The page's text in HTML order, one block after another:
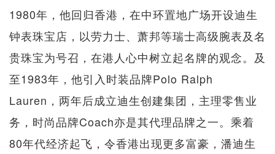
1980年，他回归香港，在中环置地广场开设迪生
钟表珠宝店，以劳力士、萧邦等瑞士高级腕表及名
贵珠宝为号召，在港人心中树立起名牌的观念。及
至1983年，他引入时装品牌Polo Ralph
Lauren，两年后成立迪生创建集团，主理零售业
务，时尚品牌Coach亦是其代理品牌之一。乘着
80年代经济起飞，令香港出现更多富豪，潘迪生